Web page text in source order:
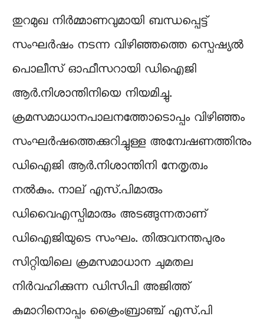
തുറമുഖ നിർമ്മാണവുമായി ബന്ധപ്പെട്ട്
സംഘർഷം നടന്ന വിഴിഞ്ഞത്തെ സ്പെഷ്യൽ
പൊലീസ് ഓഫീസറായി ഡിഐജി
ആർ.നിശാന്തിനിയെ നിയമിച്ചു.
ക്രമസമാധാനപാലനത്തോടൊപ്പം വിഴിഞ്ഞം
സംഘർഷത്തെക്കുറിച്ചുള്ള അന്വേഷണത്തിനും
ഡിഐജി ആർ.നിശാന്തിനി നേതൃത്വം
നൽകും. നാല് എസ്.പിമാരും
ഡിവൈഎസ്പിമാരും അടങ്ങുന്നതാണ്
ഡിഐജിയുടെ സംഘം. തിരുവനന്തപുരം
സിറ്റിയിലെ ക്രമസമാധാന ചുമതല
നിർവഹിക്കുന്ന ഡിസിപി അജിത്ത്
കുമാറിനൊപ്പം ക്രൈംബ്രാഞ്ച് എസ്.പി